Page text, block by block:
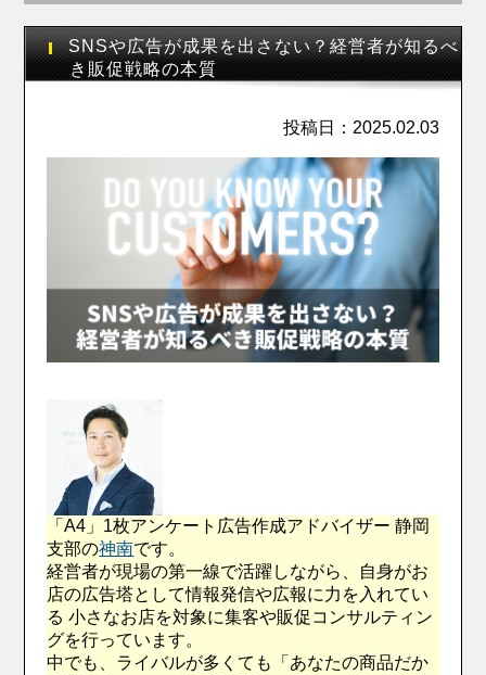
SNSや広告が成果を出さない？経営者が知るべ
き販促戦略の本質
投稿日：2025.02.03
「A4」1枚アンケート広告作成アドバイザー 静岡
支部の神南です。
経営者が現場の第一線で活躍しながら、自身がお
店の広告塔として情報発信や広報に力を入れてい
る 小さなお店を対象に集客や販促コンサルティン
グを行っています。
中でも、ライバルが多くても「あなたの商品だか